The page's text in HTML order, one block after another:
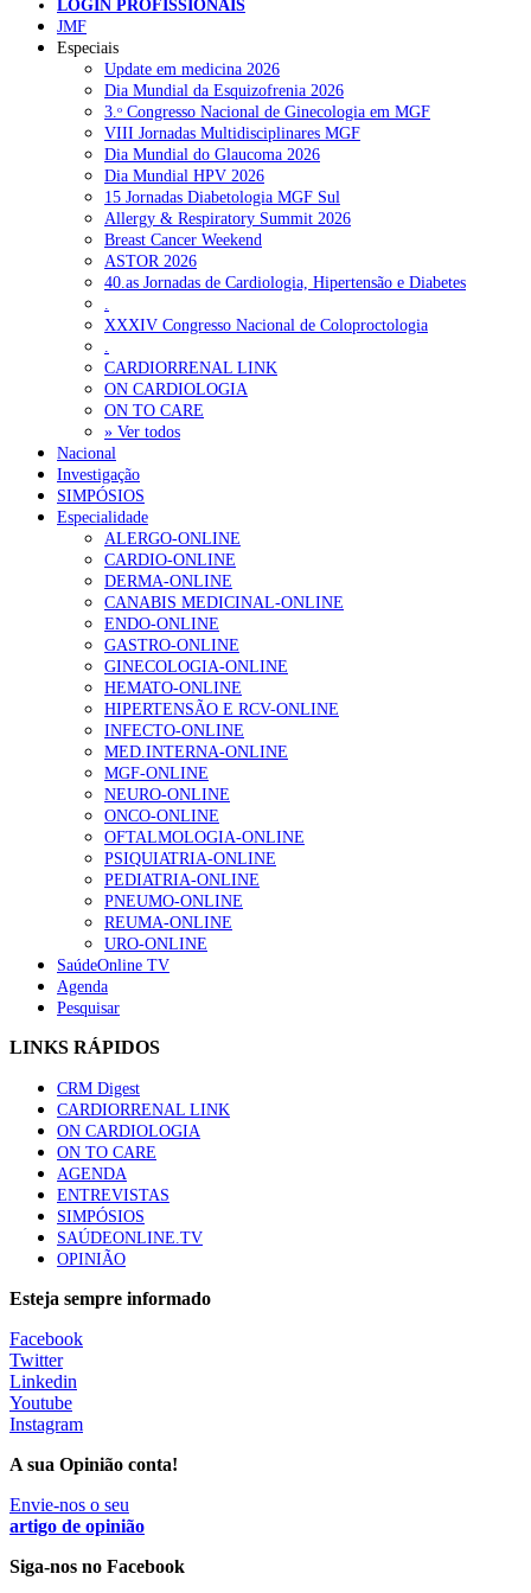
NOTÍCIAS RECENTES
Quase 11.900 jovens recorreram aos cheques psicólogo e
nutricionista no primeiro mês 7 de Agosto, 2026
ULS de Coimbra estreia cirurgia endoscópica do ouvido com
apoio robótico em Portugal 7 de Agosto, 2026
Enfermeiros exigem esclarecimentos sobre eventual gestão
privada da ULS do Algarve
Ordem dos Médicos alerta para riscos no novo sistema de acesso
a consultas e cirurgias 7 de Agosto, 2026
Portugal está a formar os médicos de que precisa?
2026
NOTÍCIAS MAIS LIDAS
Enfermagem Forense. “Da urgência ao tribunal, cada
gesto conta e cada profissional faz a diferença”
203 visualizações
1.º Episódio do Podcast “Frequência Cardio – Sintoniza-
te na Insuficiência Cardíaca” da Bayer
169 visualizações
Alguns milhares de utentes podem ficar sem médico de
família com nova regras do registo, alerta associação
132 visualizações
“Os programas de rastreio do cancro do pulmão são
custo-efetivos e representam um investimento
sustentável para os sistemas de saúde”
93 visualizações
Quase quatro em cada dez doentes com enfarte
apresentavam níveis elevados de Lp(a), revela estudo
87 visualizações
Trodelvy aprovado para primeira linha no cancro da
mama triplo negativo metastático em doentes não
elegíveis para inibidores PD-(L)1
MAIS NOTÍCIAS
Tudo sobre branqueamento dentário
30 Nov, 2025
Quando o valor se torna o verdadeiro motor da saúde
17 Nov, 2025|0 Comments
LOGIN PROFISSIONAIS
JMF
Especiais
Update em medicina 2026
Dia Mundial da Esquizofrenia 2026
3.ᵒ Congresso Nacional de Ginecologia em MGF
VIII Jornadas Multidisciplinares MGF
Dia Mundial do Glaucoma 2026
Dia Mundial HPV 2026
15 Jornadas Diabetologia MGF Sul
Allergy & Respiratory Summit 2026
Breast Cancer Weekend
ASTOR 2026
40.as Jornadas de Cardiologia, Hipertensão e Diabetes
.
XXXIV Congresso Nacional de Coloproctologia
.
CARDIORRENAL LINK
ON CARDIOLOGIA
ON TO CARE
» Ver todos
Nacional
Investigação
SIMPÓSIOS
Especialidade
ALERGO-ONLINE
CARDIO-ONLINE
DERMA-ONLINE
CANABIS MEDICINAL-ONLINE
ENDO-ONLINE
GASTRO-ONLINE
GINECOLOGIA-ONLINE
HEMATO-ONLINE
HIPERTENSÃO E RCV-ONLINE
INFECTO-ONLINE
MED.INTERNA-ONLINE
MGF-ONLINE
NEURO-ONLINE
ONCO-ONLINE
OFTALMOLOGIA-ONLINE
PSIQUIATRIA-ONLINE
PEDIATRIA-ONLINE
PNEUMO-ONLINE
REUMA-ONLINE
URO-ONLINE
SaúdeOnline TV
Agenda
Pesquisar
LINKS RÁPIDOS
CRM Digest
CARDIORRENAL LINK
ON CARDIOLOGIA
ON TO CARE
AGENDA
ENTREVISTAS
SIMPÓSIOS
SAÚDEONLINE.TV
OPINIÃO
Esteja sempre informado
Facebook
Twitter
Linkedin
Youtube
Instagram
A sua Opinião conta!
Envie-nos o seu
artigo de opinião
Siga-nos no Facebook